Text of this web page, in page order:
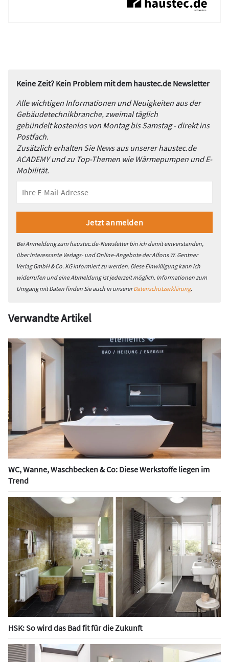
Keine Zeit? Kein Problem mit dem haustec.de Newsletter
Alle wichtigen Informationen und Neuigkeiten aus der
Gebäudetechnikbranche, zweimal täglich
gebündelt kostenlos von Montag bis Samstag - direkt ins
Postfach.
Zusätzlich erhalten Sie News aus unserer haustec.de
ACADEMY und zu Top-Themen wie Wärmepumpen und E-
Mobilität.
Bei Anmeldung zum haustec.de-Newsletter bin ich damit einverstanden,
über interessante Verlags- und Online-Angebote der Alfons W. Gentner
Verlag GmbH & Co. KG informiert zu werden. Diese Einwilligung kann ich
widerrufen und eine Abmeldung ist jederzeit möglich. Informationen zum
Umgang mit Daten finden Sie auch in unsererDatenschutzerklärung.
Verwandte Artikel
WC, Wanne, Waschbecken & Co: Diese Werkstoffe liegen im
Trend
HSK: So wird das Bad fit für die Zukunft